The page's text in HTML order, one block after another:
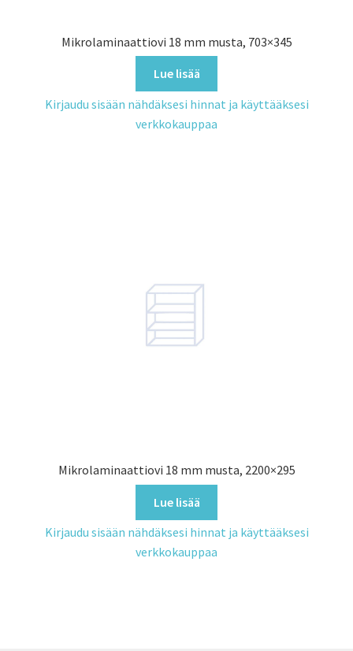
Mikrolaminaattiovi 18 mm musta, 703×345
Lue lisää
Kirjaudu sisään nähdäksesi hinnat ja käyttääksesi
verkkokauppaa
Mikrolaminaattiovi 18 mm musta, 2200×295
Lue lisää
Kirjaudu sisään nähdäksesi hinnat ja käyttääksesi
verkkokauppaa